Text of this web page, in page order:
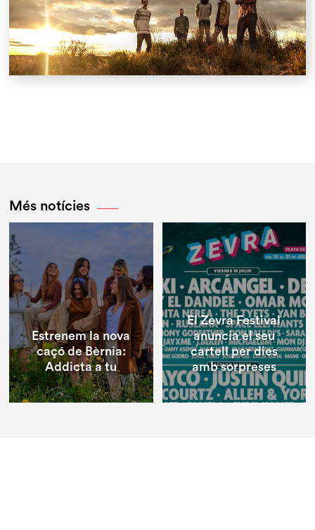
Més notícies
Estrenem la nova
caçó de Bèrnia:
Addicta a tu
El Zevra Festival
anuncia el seu
cartell per dies
amb sorpreses